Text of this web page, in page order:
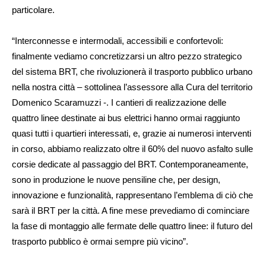
particolare.
“Interconnesse e intermodali, accessibili e confortevoli:
finalmente vediamo concretizzarsi un altro pezzo strategico
del sistema BRT, che rivoluzionerà il trasporto pubblico urbano
nella nostra città – sottolinea l’assessore alla Cura del territorio
Domenico Scaramuzzi -. I cantieri di realizzazione delle
quattro linee destinate ai bus elettrici hanno ormai raggiunto
quasi tutti i quartieri interessati, e, grazie ai numerosi interventi
in corso, abbiamo realizzato oltre il 60% del nuovo asfalto sulle
corsie dedicate al passaggio del BRT. Contemporaneamente,
sono in produzione le nuove pensiline che, per design,
innovazione e funzionalità, rappresentano l’emblema di ciò che
sarà il BRT per la città. A fine mese prevediamo di cominciare
la fase di montaggio alle fermate delle quattro linee: il futuro del
trasporto pubblico è ormai sempre più vicino”.